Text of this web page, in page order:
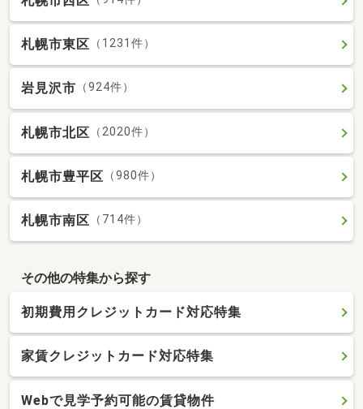
札幌市東区 （1231件）
岩見沢市 （924件）
札幌市北区 （2020件）
札幌市豊平区 （980件）
札幌市南区 （714件）
その他の特集から探す
初期費用クレジットカード対応特集
家賃クレジットカード対応特集
Webで見学予約可能の賃貸物件